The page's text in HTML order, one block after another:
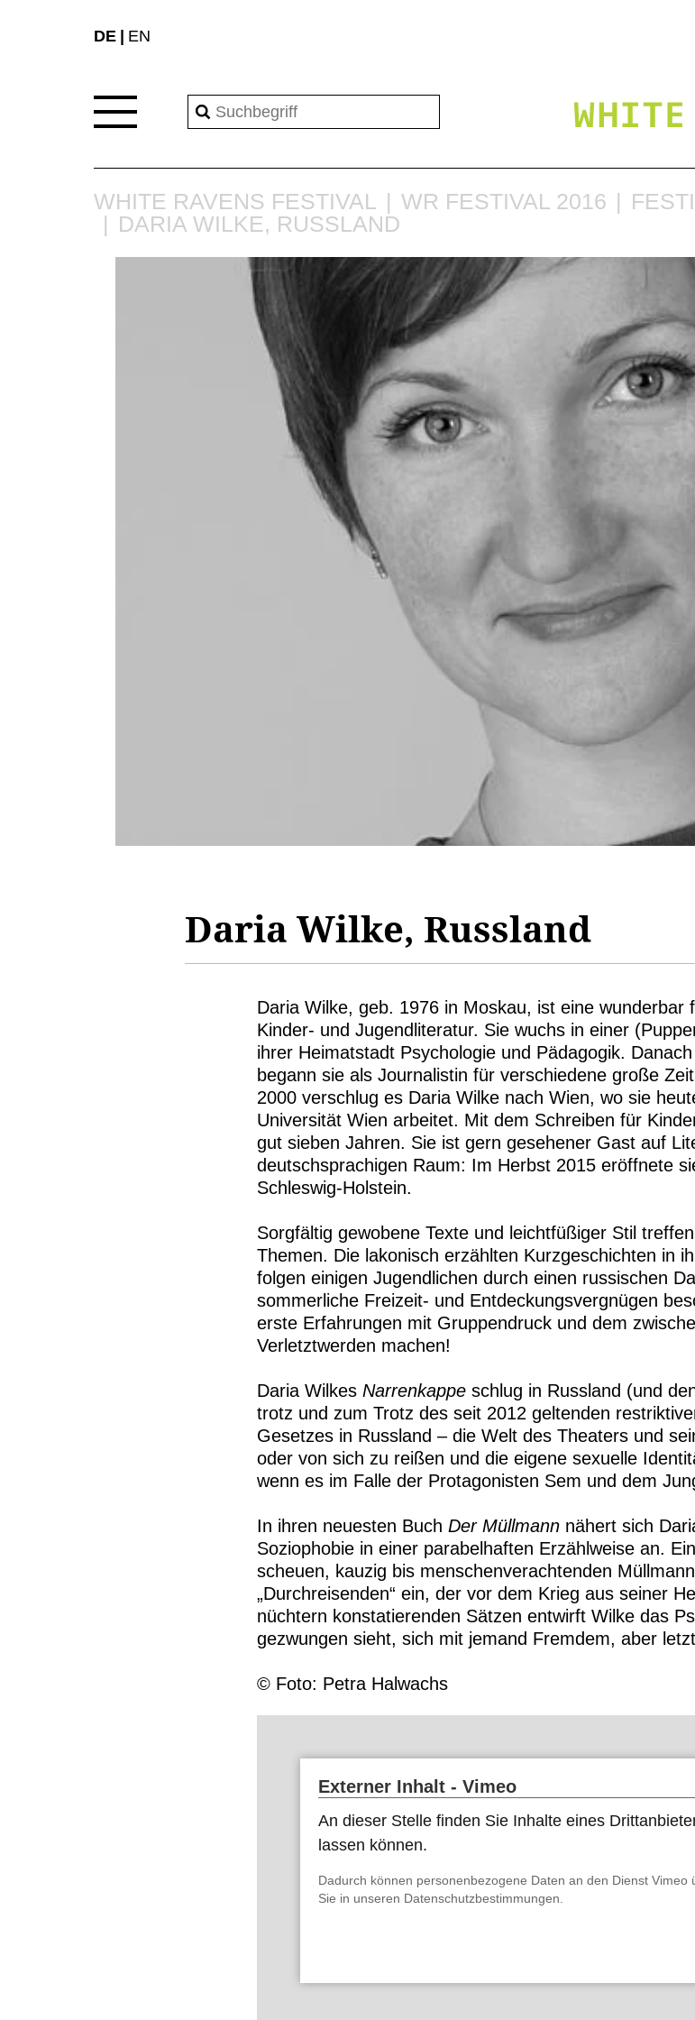
DE EN
WHITE RAVENS FESTIVAL WR FESTIVAL 2016
DARIA WILKE, RUSSLAND
Daria Wilke, Russland
Daria Wilke, geb. 1976 in Moskau, ist eine wunderbar
Kinder- und Jugendliteratur. Sie wuchs in einer
ihrer Heimatstadt Psychologie und Pädagogik.
begann sie als Journalistin für verschiedene große
2000 verschlug es Daria Wilke nach Wien, wo sie
Universität Wien arbeitet. Mit dem Schreiben für
gut sieben Jahren. Sie ist gern gesehener Gast auf
deutschsprachigen Raum: Im Herbst 2015 eröffnete
Schleswig-Holstein.
Sorgfältig gewobene Texte und leichtfüßiger Stil
Themen. Die lakonisch erzählten Kurzgeschichten in
folgen einigen Jugendlichen durch einen russischen
sommerliche Freizeit- und Entdeckungsvergnügen
erste Erfahrungen mit Gruppendruck und dem
Verletztwerden machen!
Daria Wilkes Narrenkappe schlug in Russland (und
trotz und zum Trotz des seit 2012 geltenden
Gesetzes in Russland – die Welt des Theaters und
oder von sich zu reißen und die eigene sexuelle
wenn es im Falle der Protagonisten Sem und dem
In ihren neuesten Buch Der Müllmann nähert sich
Soziophobie in einer parabelhaften Erzählweise an.
scheuen, kauzig bis menschenverachtenden
„Durchreisenden“ ein, der vor dem Krieg aus seiner
nüchtern konstatierenden Sätzen entwirft Wilke das
gezwungen sieht, sich mit jemand Fremdem, aber
© Foto: Petra Halwachs
Externer Inhalt - Vimeo
An dieser Stelle finden Sie Inhalte eines
lassen können.
Dadurch können personenbezogene Daten an den Dienst
Sie in unseren Datenschutzbestimmungen.